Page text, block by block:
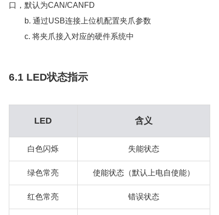
口，默认为CAN/CANFD
b. 通过USB连接上位机配置夹爪参数
c. 将夹爪接入对应的硬件系统中
6.1 LED状态指示
LED 含义
白色闪烁 失能状态
绿色常亮 使能状态（默认上电自使能）
红色常亮 错误状态